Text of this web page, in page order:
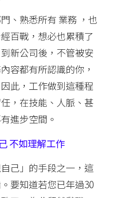
、熟悉所有 業務 ，也
百戰，想必也累積了
新公司後，不管被安
容都有所認識的你，
此，工作做到這種程
，在技能、人脈、甚
進步空間。
不如理解工作
己」的手段之一，這
要知道若您已年過30